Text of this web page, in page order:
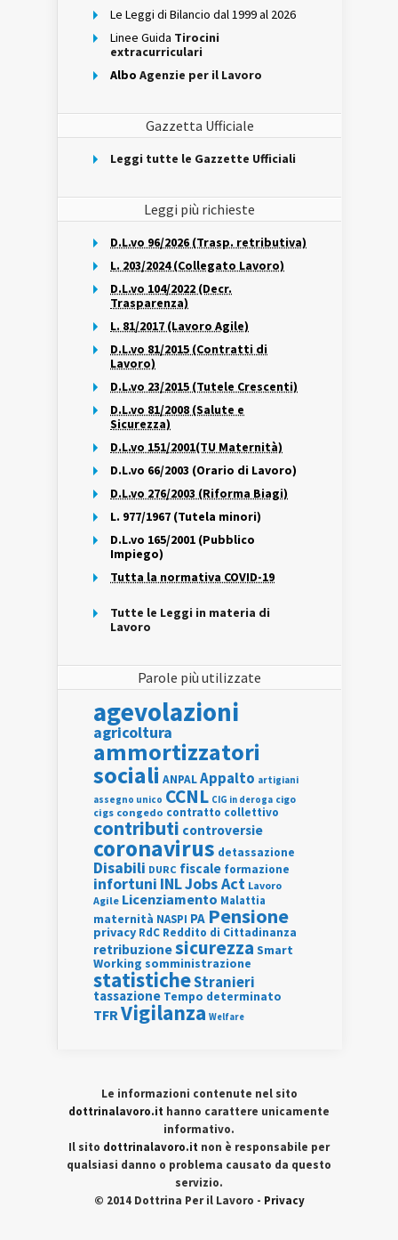
Le Leggi di Bilancio dal 1999 al 2026
Linee Guida Tirocini
extracurriculari
Albo Agenzie per il Lavoro
Gazzetta Ufficiale
Leggi tutte le Gazzette Ufficiali
Leggi più richieste
D.L.vo 96/2026 (Trasp. retributiva)
L. 203/2024 (Collegato Lavoro)
D.L.vo 104/2022 (Decr.
Trasparenza)
L. 81/2017 (Lavoro Agile)
D.L.vo 81/2015 (Contratti di
Lavoro)
D.L.vo 23/2015 (Tutele Crescenti)
D.L.vo 81/2008 (Salute e
Sicurezza)
D.L.vo 151/2001(TU Maternità)
D.L.vo 66/2003 (Orario di Lavoro)
D.L.vo 276/2003 (Riforma Biagi)
L. 977/1967 (Tutela minori)
D.L.vo 165/2001 (Pubblico
Impiego)
Tutta la normativa COVID-19
Tutte le Leggi in materia di
Lavoro
Parole più utilizzate
agevolazioni
agricoltura
ammortizzatori
sociali ANPALAppalto artigiani
assegno unico CCNL CIG in deroga cigo
cigs congedo contratto collettivo
contributi controversie
coronavirus detassazione
Disabili DURC fiscale formazione
infortuni INLJobs Act Lavoro
Agile Licenziamento Malattia
maternità NASPI PA Pensione
privacy RdC Reddito di Cittadinanza
retribuzionesicurezza Smart
Working somministrazione
statisticheStranieri
tassazione Tempo determinato
TFR Vigilanza Welfare
Le informazioni contenute nel sito
dottrinalavoro.it hanno carattere unicamente
informativo.
Il sito dottrinalavoro.it non è responsabile per
qualsiasi danno o problema causato da questo
servizio.
© 2014 Dottrina Per il Lavoro - Privacy